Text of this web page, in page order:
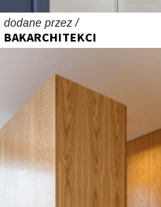
dodane przez /
BAKARCHITEKCI